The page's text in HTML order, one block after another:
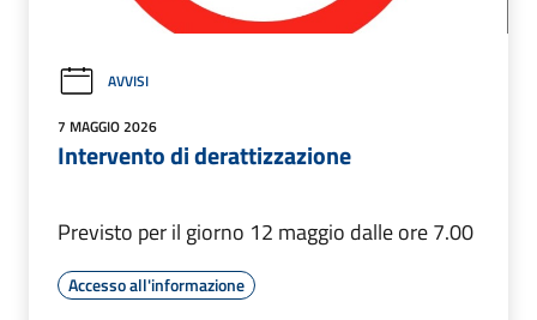
AVVISI
7 MAGGIO 2026
Intervento di derattizzazione
Previsto per il giorno 12 maggio dalle ore 7.00
Accesso all'informazione